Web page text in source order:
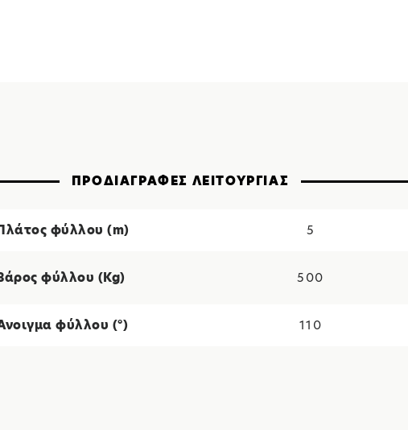
ΠΡΟΔΙΑΓΡΑΦΕΣ ΛΕΙΤΟΥΡΓΙΑΣ
φύλλου (m) 5
φύλλου (Kg) 500
φύλλου (°) 110